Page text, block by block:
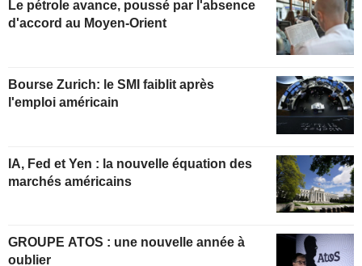
Le pétrole avance, poussé par l'absence
d'accord au Moyen-Orient
Bourse Zurich: le SMI faiblit après
l'emploi américain
IA, Fed et Yen : la nouvelle équation des
marchés américains
GROUPE ATOS : une nouvelle année à
oublier